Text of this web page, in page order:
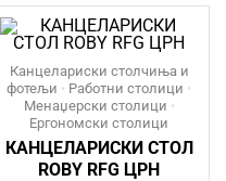
Канцелариски столчиња и
фотељи • Работни столици •
Менаџерски столици •
Ергономски столици
КАНЦЕЛАРИСКИ СТОЛ
ROBY RFG ЦРН